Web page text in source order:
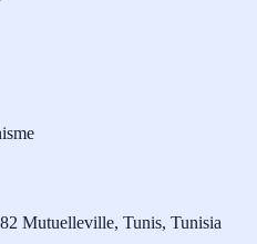
Mutuelleville, Tunis, Tunisia